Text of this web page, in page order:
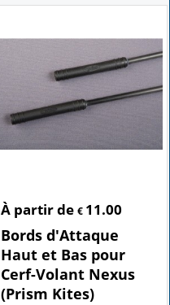
À partir de € 11.00
Bords d'Attaque
Haut et Bas pour
Cerf-Volant Nexus
(Prism Kites)